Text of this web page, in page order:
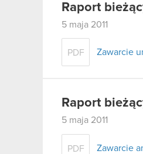
Raport
5 maja 2011
PDF Zawarcie
Raport
5 maja 2011
PDF Zawarcie